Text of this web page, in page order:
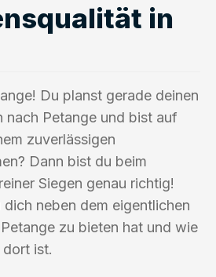
in
Du planst gerade deinen
nach Petange und bist auf
zuverlässigen
Dann bist du beim
Siegen genau richtig!
neben dem eigentlichen
zu bieten hat und wie
ist.